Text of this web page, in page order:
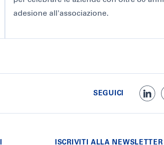
adesione all'associazione.
SEGUICI
ISCRIVITI ALLA NEWSLETTER